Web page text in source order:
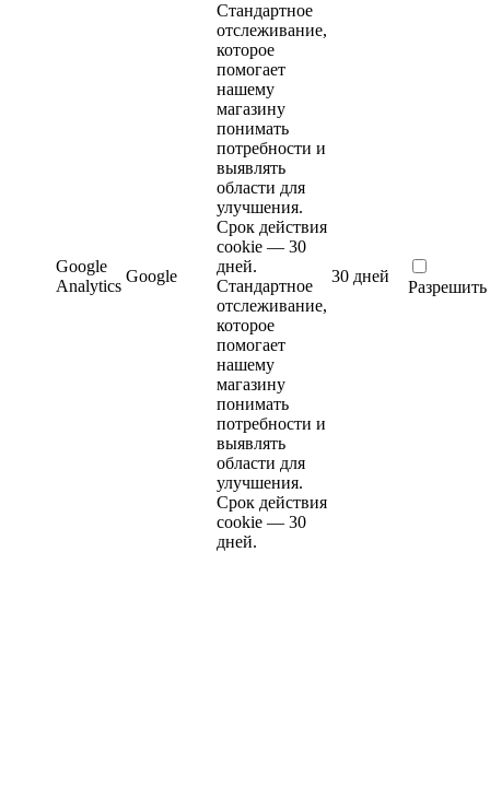
Google
Analytics
Google
Стандартное
отслеживание,
которое
помогает
нашему
магазину
понимать
потребности и
выявлять
области для
улучшения.
Срок действия
cookie — 30
дней.
Стандартное
отслеживание,
которое
помогает
нашему
магазину
понимать
потребности и
выявлять
области для
улучшения.
Срок действия
cookie — 30
дней.
30 дней
Разрешить